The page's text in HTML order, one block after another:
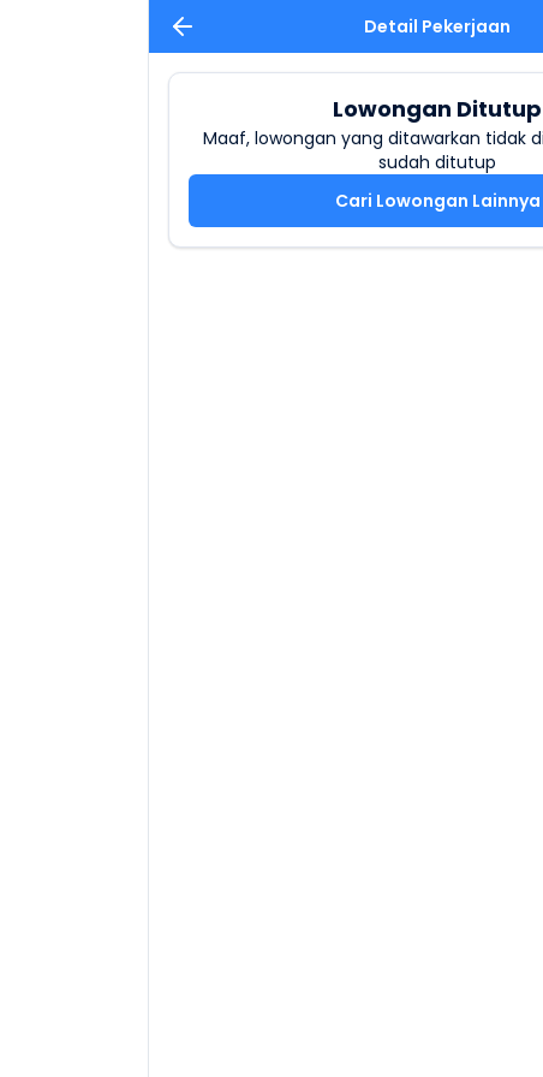
Detail Pekerjaan
Lowongan Ditutup
Maaf, lowongan yang ditawarkan tidak
sudah ditutup
Cari Lowongan Lainnya